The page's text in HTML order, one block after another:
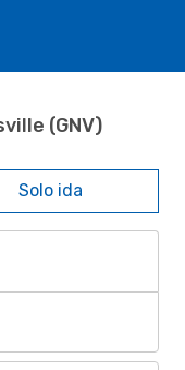
(GNV)
Solo ida